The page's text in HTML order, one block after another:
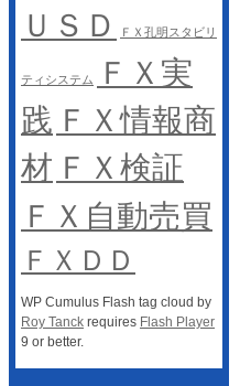
ＵＳＤ
ＦＸ孔明スタビリ
ティシステム
ＦＸ実
践 ＦＸ情報商
材 ＦＸ検証
ＦＸ自動売買
ＦＸＤＤ
WP Cumulus Flash tag cloud by
Roy Tanck requires Flash Player
9 or better.